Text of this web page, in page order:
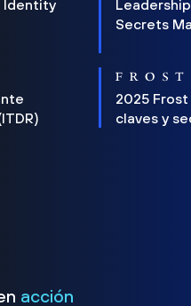
Identity
Secrets
2025 Frost
claves y
acción